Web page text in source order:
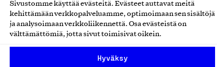
Sivustomme käyttää evästeitä. Evästeet auttavat meitä
kehittämään verkkopalveluamme, optimoimaan sen sisältöjä
ja analysoimaan verkkoliikennettä. Osa evästeistä on
välttämättömiä, jotta sivut toimisivat oikein.
Hyväksy
Avainlippu